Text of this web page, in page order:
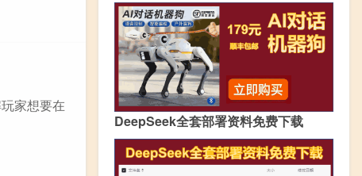
家想要在
DeepSeek全套部署资料免费下载